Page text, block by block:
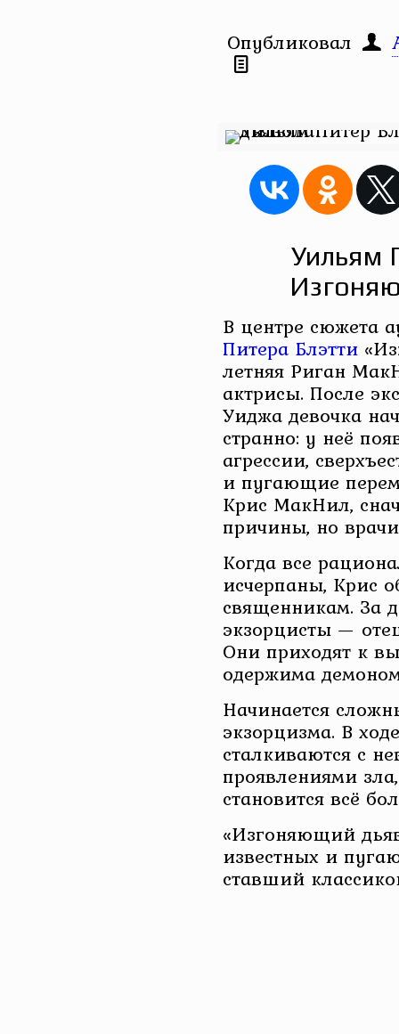
Опубликовал
Уильям
В центре сюжета
Питера Блэтти
летняя Риган
актрисы. После
Уиджа девочка
странно: у неё
агрессии,
и пугающие
Крис МакНил,
причины, но
Когда все
исчерпаны, Крис
священникам. За
экзорцисты —
Они приходят к
одержима
Начинается
экзорцизма. В
сталкиваются с
проявлениями
становится всё
«Изгоняющий
известных и
ставший